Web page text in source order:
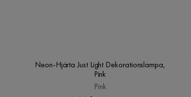
Neon-Hjärta Just Light Dekorationslampa,
Pink
Pink